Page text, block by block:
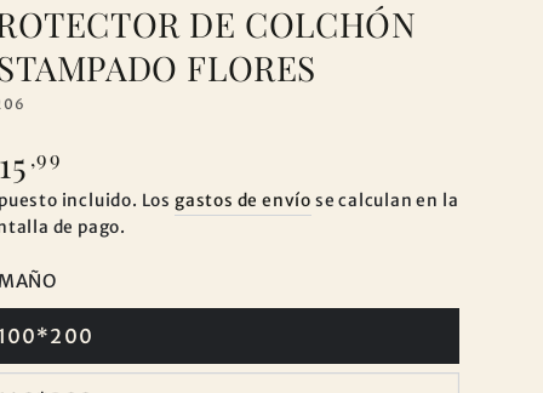
DE COLCHÓN
FLORES
15 ,99
incluido. Los gastos de envío se calculan en la
de pago.
100*200